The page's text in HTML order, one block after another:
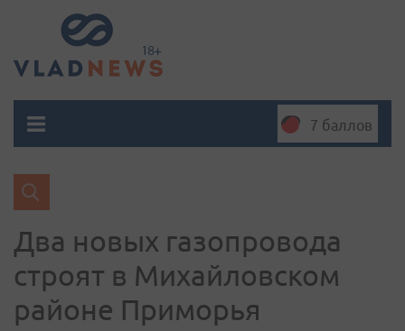
7 баллов
Два новых газопровода
строят в Михайловском
районе Приморья